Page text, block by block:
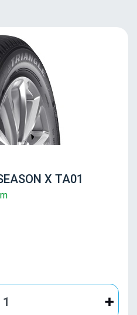
X TA01